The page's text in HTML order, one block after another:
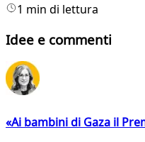
1 min di lettura
Idee e commenti
«Ai bambini di Gaza il